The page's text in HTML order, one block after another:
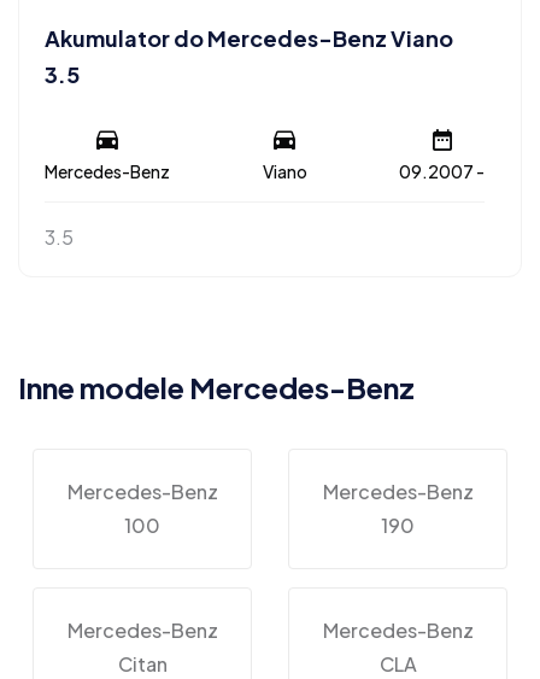
Akumulator do Mercedes-Benz Viano
3.5
Mercedes-Benz Viano 09.2007 -
3.5
Inne modele Mercedes-Benz
Mercedes-Benz
100
Mercedes-Benz
190
Mercedes-Benz
Citan
Mercedes-Benz
CLA